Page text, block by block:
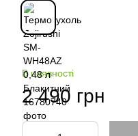
В наявності
2 490 грн